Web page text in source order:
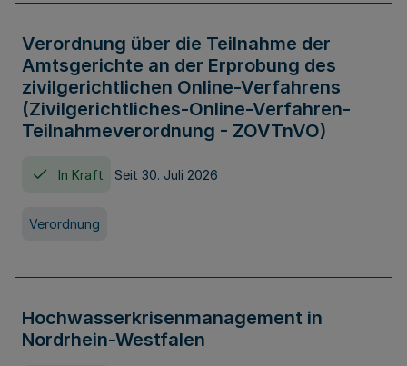
Verordnung über die Teilnahme der
Amtsgerichte an der Erprobung des
zivilgerichtlichen Online-Verfahrens
(Zivilgerichtliches-Online-Verfahren-
Teilnahmeverordnung - ZOVTnVO)
In Kraft Seit 30. Juli 2026
Verordnung
Hochwasserkrisenmanagement in
Nordrhein-Westfalen